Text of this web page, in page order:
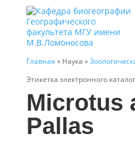
Главная » Наука »
Этикетка электронного
Microtus
Pallas